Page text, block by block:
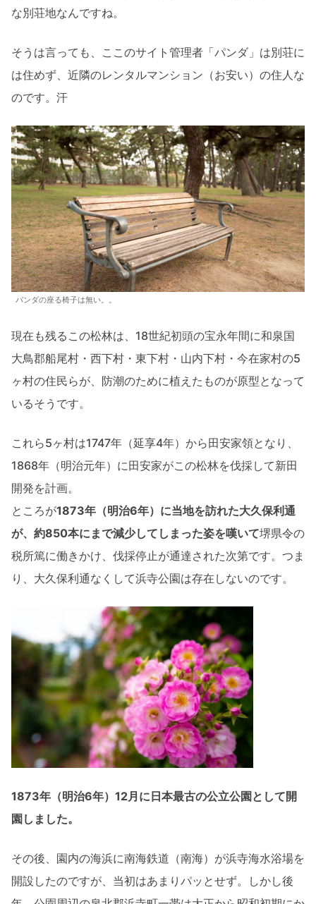
な別荘地なんですね。
そうは言っても、ここのサイト管理者「パンダ」は別荘に
は住めず、近隣のレンタルマンション（お安い）の住人な
のです。汗
パンダの座る椅子は無い。。
現在も残るこの松林は、18世紀初頭の宝永年間に和泉国
大鳥郡船尾村・西下村・東下村・山内下村・今在家村の5
ヶ村の住民らが、防潮のために植えたものが原型となって
いるそうです。
これら5ヶ村は1747年（延享4年）から田安家領となり、
1868年（明治元年）に田安家がこの松林を伐採して新田
開発を計画。
ところが1873年（明治6年）に当地を訪れた大久保利通
が、約850本にまで減少してしまった姿を嘆いて堺県令の
税所篤に働きかけ、伐採停止が通達された次第です。つま
り、大久保利通なくして浜寺公園は存在しないのです。
1873年（明治6年）12月に日本最古の公立公園として開
園しました。
その後、園内の海浜に南海鉄道（南海）が浜寺海水浴場を
開設したのですが、当初はあまりパッとせず。しかし後